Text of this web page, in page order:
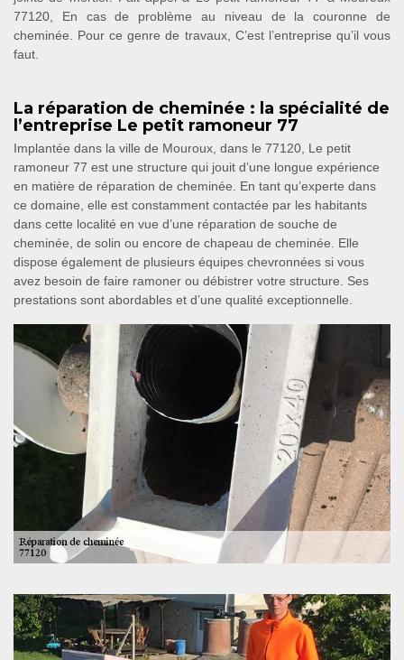
77120, En cas de problème au niveau de la couronne de
cheminée. Pour ce genre de travaux, C’est l’entreprise qu’il vous
faut.
La réparation de cheminée : la spécialité de
l’entreprise Le petit ramoneur 77
Implantée dans la ville de Mouroux, dans le 77120, Le petit
ramoneur 77 est une structure qui jouit d’une longue expérience
en matière de réparation de cheminée. En tant qu’experte dans
ce domaine, elle est constamment contactée par les habitants
dans cette localité en vue d’une réparation de souche de
cheminée, de solin ou encore de chapeau de cheminée. Elle
dispose également de plusieurs équipes chevronnées si vous
avez besoin de faire ramoner ou débistrer votre structure. Ses
prestations sont abordables et d’une qualité exceptionnelle.